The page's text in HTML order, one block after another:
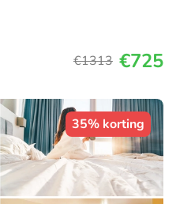
€1313 €725
35% korting